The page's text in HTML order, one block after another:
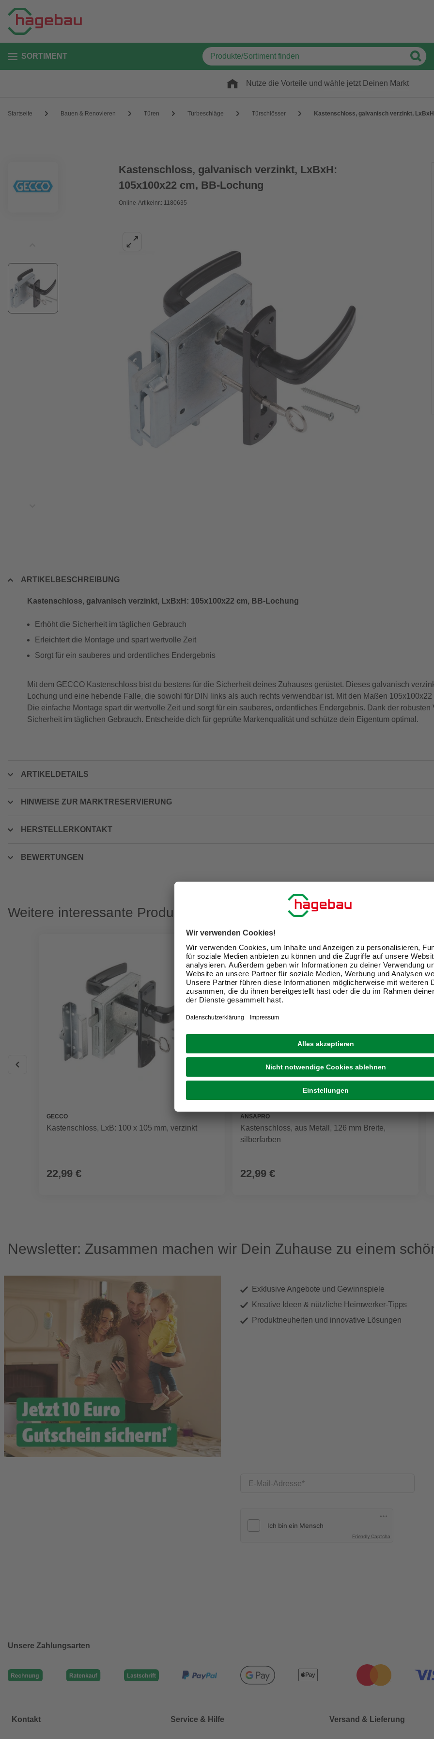
SORTIMENT
Nutze die Vorteile und wähle jetzt Deinen Markt
Startseite Bauen & Renovieren Türen Türbeschläge Türschlösser Kastenschloss, galvanisch verzinkt,
Kastenschloss, galvanisch verzinkt, LxBxH:
105x100x22 cm, BB-Lochung
Online-Artikelnr.: 1180635
ARTIKELBESCHREIBUNG
Kastenschloss, galvanisch verzinkt, LxBxH: 105x100x22 cm, BB-Lochung
Erhöht die Sicherheit im täglichen Gebrauch
Erleichtert die Montage und spart wertvolle Zeit
Sorgt für ein sauberes und ordentliches Endergebnis
Mit dem GECCO Kastenschloss bist du bestens für die Sicherheit deines Zuhauses gerüstet. Dieses galvanisch
Lochung und eine hebende Falle, die sowohl für DIN links als auch rechts verwendbar ist. Mit den Maßen
Die einfache Montage spart dir wertvolle Zeit und sorgt für ein sauberes, ordentliches Endergebnis. Dank der robusten
Sicherheit im täglichen Gebrauch. Entscheide dich für geprüfte Markenqualität und schütze dein Eigentum optimal.
ARTIKELDETAILS
HINWEISE ZUR MARKTRESERVIERUNG
HERSTELLERKONTAKT
BEWERTUNGEN
Weitere interessante Produkte
GECCO
Kastenschloss, LxB: 100 x 105 mm, verzinkt
22,99 €
ANSAPRO
Kastenschloss, aus Metall, 126 mm Breite,
silberfarben
22,99 €
Newsletter: Zusammen machen wir Dein Zuhause zu einem
Exklusive Angebote und Gewinnspiele
Kreative Ideen & nützliche Heimwerker-Tipps
Produktneuheiten und innovative Lösungen
E-Mail-Adresse
Friendly Captcha
Unsere Zahlungsarten
Kontakt Service & Hilfe Versand & Lieferung